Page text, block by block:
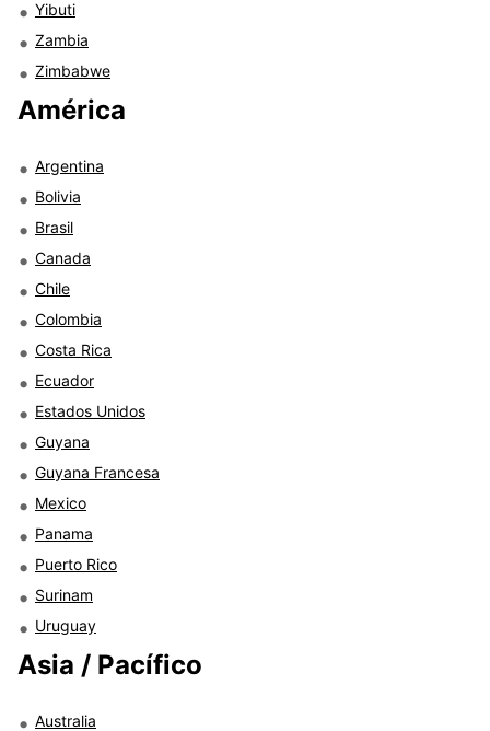
Yibuti
Zambia
Zimbabwe
América
Argentina
Bolivia
Brasil
Canada
Chile
Colombia
Costa Rica
Ecuador
Estados Unidos
Guyana
Guyana Francesa
Mexico
Panama
Puerto Rico
Surinam
Uruguay
Asia / Pacífico
Australia